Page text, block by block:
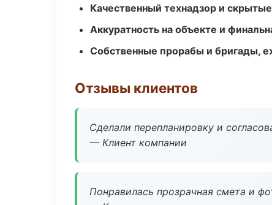
Качественный технадзор и
Аккуратность на объекте и
Собственные прорабы и бригады,
Отзывы клиентов
Сделали перепланировку и
— Клиент компании
Понравилась прозрачная смета и